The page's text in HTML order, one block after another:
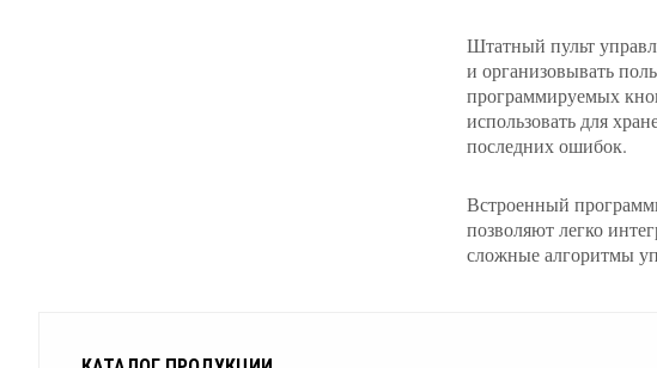
Штатный пульт
и организовывать
программируемых
использовать для
последних ошибок.
Встроенный
позволяют легко
сложные алгоритмы